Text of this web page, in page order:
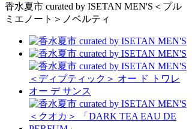
香水夏市 curated by ISETAN MEN'S＜プル
ミエノート＞ノベルティ